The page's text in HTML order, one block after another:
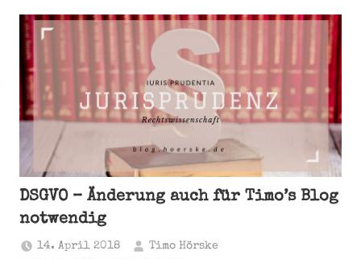
DSGVO – Änderung auch für Timo’s Blog
notwendig
14. April 2018
Timo Hörske